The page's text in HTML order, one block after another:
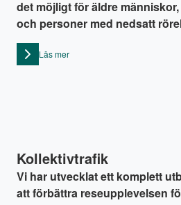
det möjligt för äldre
och personer med nedsatt
fortsätta att bo i sina egna
nivåer eller våningar.
Läs mer
Kollektivtrafik
Vi har utvecklat ett komplett
att förbättra reseupplevelsen